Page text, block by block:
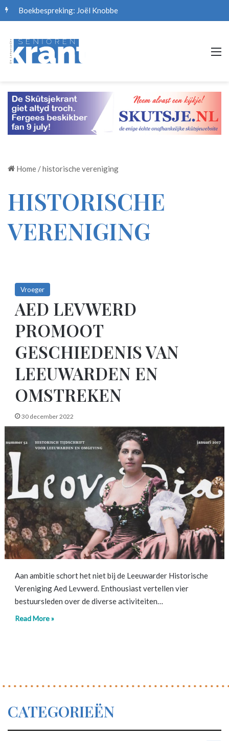
Boekbespreking: Joël Knobbe
Home /historische vereniging
HISTORISCHE
VERENIGING
Vroeger
AED LEVWERD
PROMOOT
GESCHIEDENIS VAN
LEEUWARDEN EN
OMSTREKEN
30 december 2022
Aan ambitie schort het niet bij de Leeuwarder Historische
Vereniging Aed Levwerd. Enthousiast vertellen vier
bestuursleden over de diverse activiteiten…
Read More »
CATEGORIEËN